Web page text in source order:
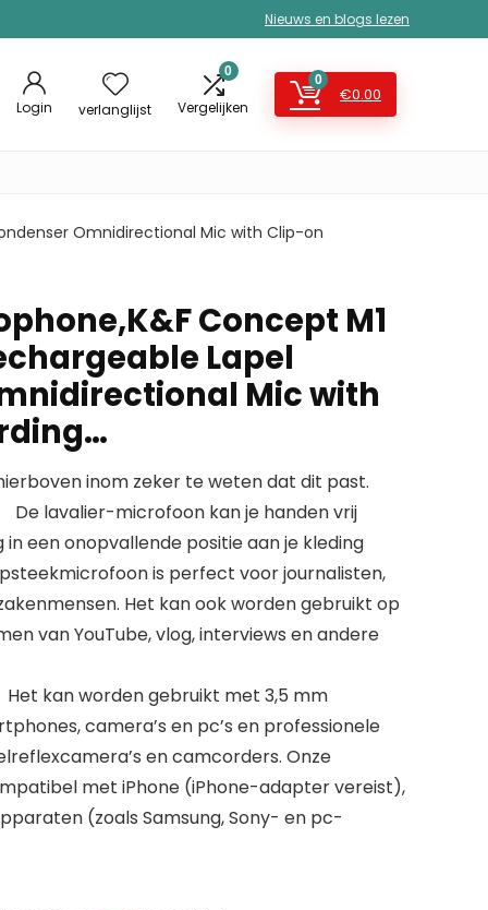
Nieuws en blogs lezen
Login verlanglijst
0
Vergelijken
0
€0.00
Omnidirectional Mic with Clip-on
Concept M1
Lapel
Mic with
inom zeker te weten dat dit past.
De lavalier-microfoon kan je handen vrij
een onopvallende positie aan je kleding
is perfect voor journalisten,
Het kan ook worden gebruikt op
van YouTube, vlog, interviews en andere
kan worden gebruikt met 3,5 mm
camera’s en pc’s en professionele
en camcorders. Onze
met iPhone (iPhone-adapter vereist),
(zoals Samsung, Sony- en pc-